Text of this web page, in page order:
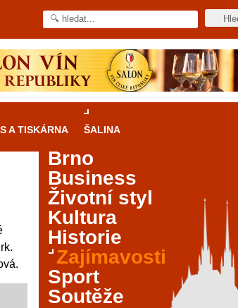
A TISKÁRNA ŠALINA
také
Brno
Business
Životní styl
Kultura
Historie
Zajímavosti
Sport
Soutěže